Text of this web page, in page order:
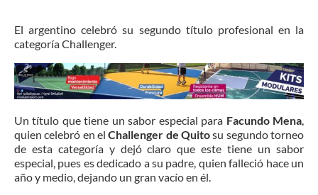
El argentino celebró su segundo título profesional en la
categoría Challenger.
Un título que tiene un sabor especial para Facundo Mena
quien celebró en elChallenger de Quitosu segundo torneo
de esta categoría y dejó claro que este tiene un sabor
especial, pues es dedicado a su padre, quien falleció hace un
año y medio, dejando un gran vacío en él.